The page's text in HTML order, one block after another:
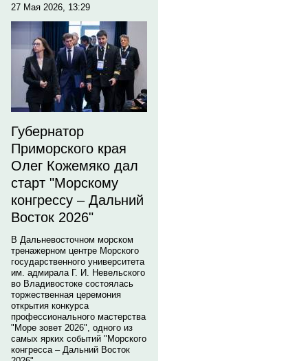
27 Мая 2026, 13:29
Губернатор
Приморского края
Олег Кожемяко дал
старт "Морскому
конгрессу – Дальний
Восток 2026"
В Дальневосточном морском
тренажерном центре Морского
государственного университета
им. адмирала Г. И. Невельского
во Владивостоке состоялась
торжественная церемония
открытия конкурса
профессионального мастерства
"Море зовет 2026", одного из
самых ярких событий "Морского
конгресса – Дальний Восток